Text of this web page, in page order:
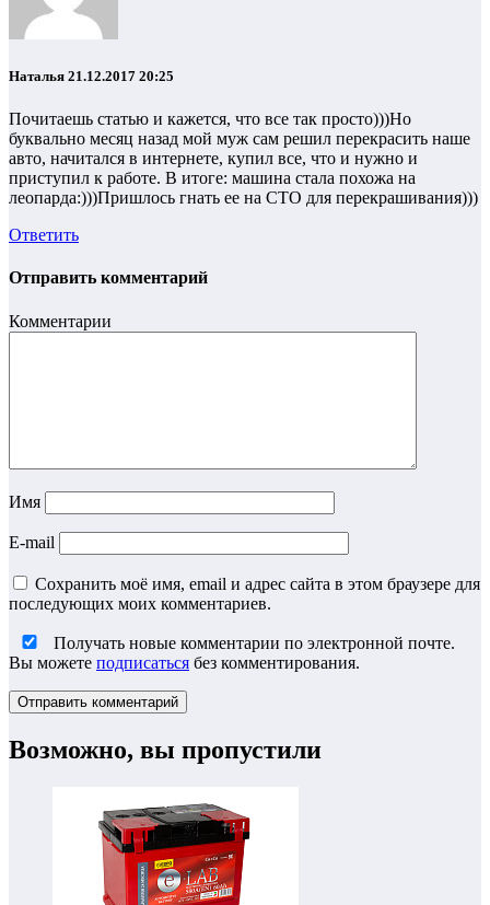
Наталья 21.12.2017 20:25
Почитаешь статью и кажется, что все так просто)))Но
буквально месяц назад мой муж сам решил перекрасить наше
авто, начитался в интернете, купил все, что и нужно и
приступил к работе. В итоге: машина стала похожа на
леопарда:)))Пришлось гнать ее на СТО для перекрашивания)))
Ответить
Отправить комментарий
Комментарии
Имя
E-mail
Сохранить моё имя, email и адрес сайта в этом браузере для
последующих моих комментариев.
Получать новые комментарии по электронной почте.
Вы можете подписаться без комментирования.
Возможно, вы пропустили